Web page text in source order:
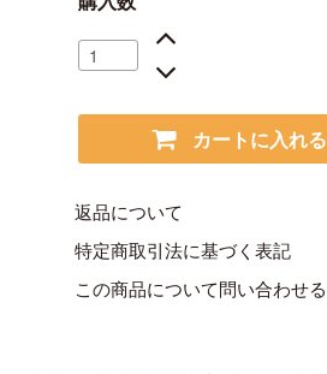
カートに入れる
返品について
特定商取引法に基づく表記
この商品について問い合わせる